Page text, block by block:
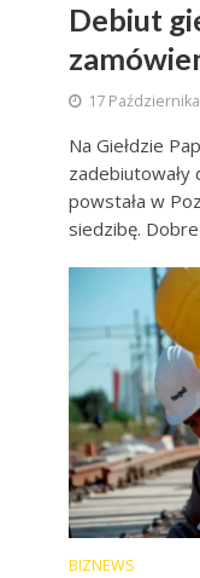
Debiut
17
Na Giełdzie
zadebiutowały
powstała w
siedzibę. Dobre
BIZNEWS